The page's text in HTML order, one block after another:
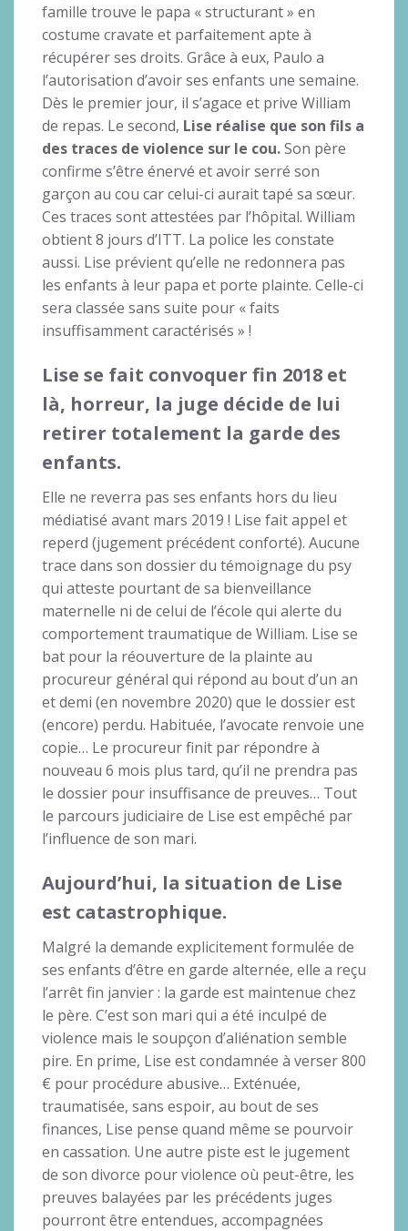
famille trouve le papa « structurant » en
costume cravate et parfaitement apte à
récupérer ses droits. Grâce à eux, Paulo a
l’autorisation d’avoir ses enfants une semaine.
Dès le premier jour, il s’agace et prive William
de repas. Le second, Lise réalise que son fils a
des traces de violence sur le cou.Son père
confirme s’être énervé et avoir serré son
garçon au cou car celui-ci aurait tapé sa sœur.
Ces traces sont attestées par l’hôpital. William
obtient 8 jours d’ITT. La police les constate
aussi. Lise prévient qu’elle ne redonnera pas
les enfants à leur papa et porte plainte. Celle-ci
sera classée sans suite pour « faits
insuffisamment caractérisés » !
Lise se fait convoquer fin 2018 et
là, horreur, la juge décide de lui
retirer totalement la garde des
enfants.
Elle ne reverra pas ses enfants hors du lieu
médiatisé avant mars 2019 ! Lise fait appel et
reperd (jugement précédent conforté). Aucune
trace dans son dossier du témoignage du psy
qui atteste pourtant de sa bienveillance
maternelle ni de celui de l’école qui alerte du
comportement traumatique de William. Lise se
bat pour la réouverture de la plainte au
procureur général qui répond au bout d’un an
et demi (en novembre 2020) que le dossier est
(encore) perdu. Habituée, l’avocate renvoie une
copie… Le procureur finit par répondre à
nouveau 6 mois plus tard, qu’il ne prendra pas
le dossier pour insuffisance de preuves… Tout
le parcours judiciaire de Lise est empêché par
l’influence de son mari.
Aujourd’hui, la situation de Lise
est catastrophique.
Malgré la demande explicitement formulée de
ses enfants d’être en garde alternée, elle a reçu
l’arrêt fin janvier : la garde est maintenue chez
le père. C’est son mari qui a été inculpé de
violence mais le soupçon d’aliénation semble
pire. En prime, Lise est condamnée à verser 800
€ pour procédure abusive… Exténuée,
traumatisée, sans espoir, au bout de ses
finances, Lise pense quand même se pourvoir
en cassation. Une autre piste est le jugement
de son divorce pour violence où peut-être, les
preuves balayées par les précédents juges
pourront être entendues, accompagnées